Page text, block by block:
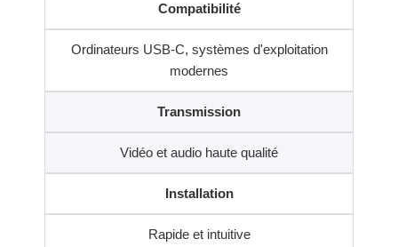
Compatibilité
Ordinateurs USB-C, systèmes d'exploitation
modernes
Transmission
Vidéo et audio haute qualité
Installation
Rapide et intuitive